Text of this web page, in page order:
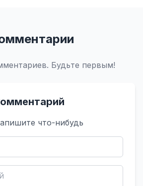
Будьте первым!
что-нибудь